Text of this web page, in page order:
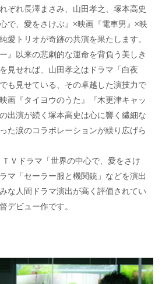
ぞれ長澤まさみ、山田孝之、塚本高史
で、愛をさけぶ』×映画『電車男』×映
愛トリオが奇跡の共演を果たします。
』以来の悲劇的な運命を背負う美しき
見せれば、山田孝之はドラマ「白夜
も見せている、その卓越した演技力で
画『タイヨウのうた』『木更津キャッ
出演が続く塚本高史は心に響く繊細な
た涙のコラボレーションが繰り広げら
Ｖドラマ「世界の中心で、愛をさけ
マ「セーラー服と機関銃」などを演出
な人間ドラマ演出が高く評価されてい
デビュー作です。